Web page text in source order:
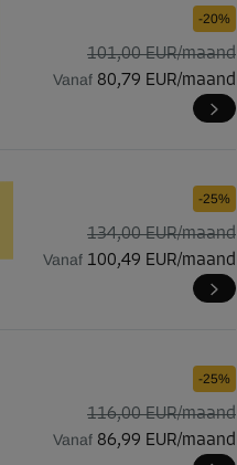
-20%
101,00 EUR/maand
Vanaf 80,79 EUR/maand
-25%
134,00 EUR/maand
Vanaf 100,49 EUR/maand
-25%
116,00 EUR/maand
Vanaf 86,99 EUR/maand